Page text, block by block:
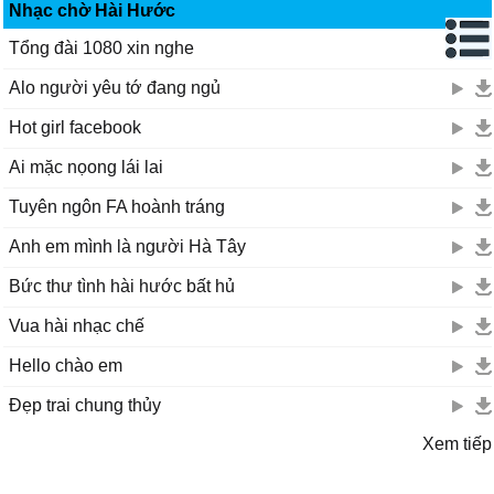
Nhạc chờ Hài Hước
Tổng đài 1080 xin nghe
Alo người yêu tớ đang ngủ
Hot girl facebook
Ai mặc nọong lái lai
Tuyên ngôn FA hoành tráng
Anh em mình là người Hà Tây
Bức thư tình hài hước bất hủ
Vua hài nhạc chế
Hello chào em
Đẹp trai chung thủy
Xem tiếp